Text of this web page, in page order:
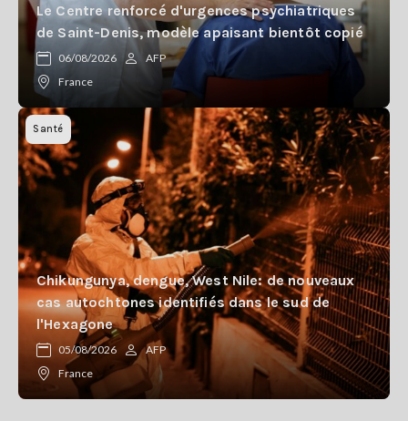
Le Centre renforcé d'urgences psychiatriques
de Saint-Denis, modèle apaisant bientôt copié
06/08/2026
AFP
France
Santé
Chikungunya, dengue, West Nile: de nouveaux
cas autochtones identifiés dans le sud de
l'Hexagone
05/08/2026
AFP
France